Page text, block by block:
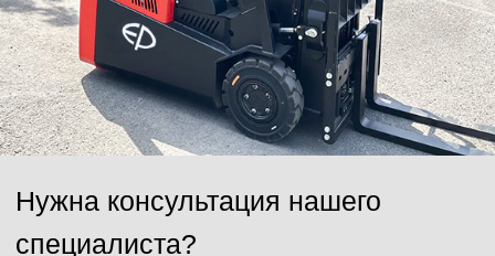
данных и соглашаетесь сполитикой конфиденциальности .